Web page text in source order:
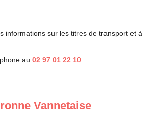
informations sur les titres de transport et à
au 02 97 01 22 10
Vannetaise